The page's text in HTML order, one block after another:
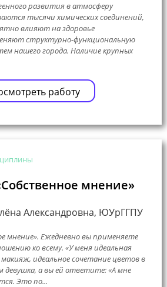
развития в атмосферу
тысячи химических соединений,
влияют на здоровье
структурно-функциональную
нашего города. Наличие крупных
работу
мнение»
Александровна, ЮУрГГПУ
мнение». Ежедневно вы применяете
ко всему. «У меня идеальная
идеальное сочетание цветов в
девушка, а вы ей ответите: «А мне
Это по...